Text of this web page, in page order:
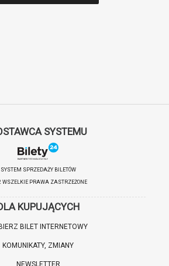
SYSTEMU
SYSTEM SPRZEDAŻY BILETÓW
WSZELKIE PRAWA ZASTRZEŻONE
KUPUJĄCYCH
BILET INTERNETOWY
KOMUNIKATY, ZMIANY